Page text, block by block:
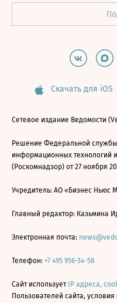
Скачать для iOS
Сетевое издание Ведомости
Решение Федеральной
информационных технологий
(Роскомнадзор) от 27 ноября
Учредитель: АО «Бизнес Ньюс
Главный редактор: Казьмина
Электронная почта:
Телефон: +7 495 956-34-58
Сайт использует IP адреса,
Пользователей сайта,